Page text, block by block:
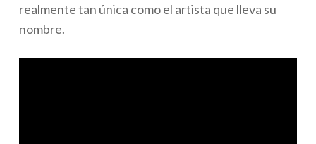
realmente tan única como el artista que lleva su
nombre.